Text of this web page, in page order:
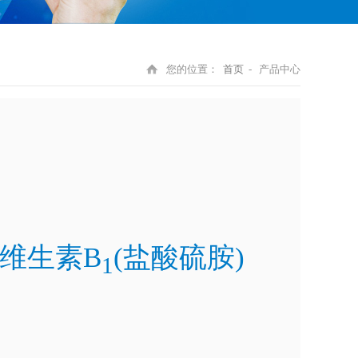
您的位置： 首页 - 产品中心
生素B1 (盐酸硫胺)